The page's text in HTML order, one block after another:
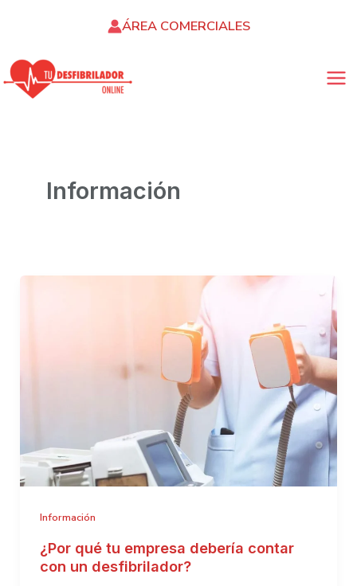
ÁREA COMERCIALES
Información
Información
¿Por qué tu empresa debería contar
con un desfibrilador?